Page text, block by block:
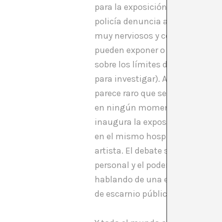
para la exposición de fin de
policía denuncia a la artista.
muy nerviosos y contratan a
pueden exponer o no. La
sobre los límites del arte, los
para investigar). Al mismo
parece raro que sea
en ningún momento. Pasan los
inaugura la exposición. La
en el mismo hospital. También
artista. El debate se va
personal y el poder en los
hablando de una estudiante
de escarnio público.